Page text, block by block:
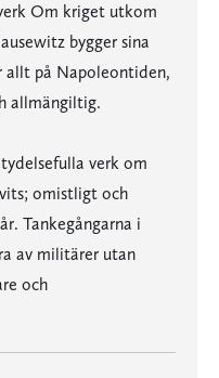
Om kriget utkom
bygger sina
på Napoleontiden,
allmängiltig.
verk om
omistligt och
Tankegångarna i
av militärer utan
och